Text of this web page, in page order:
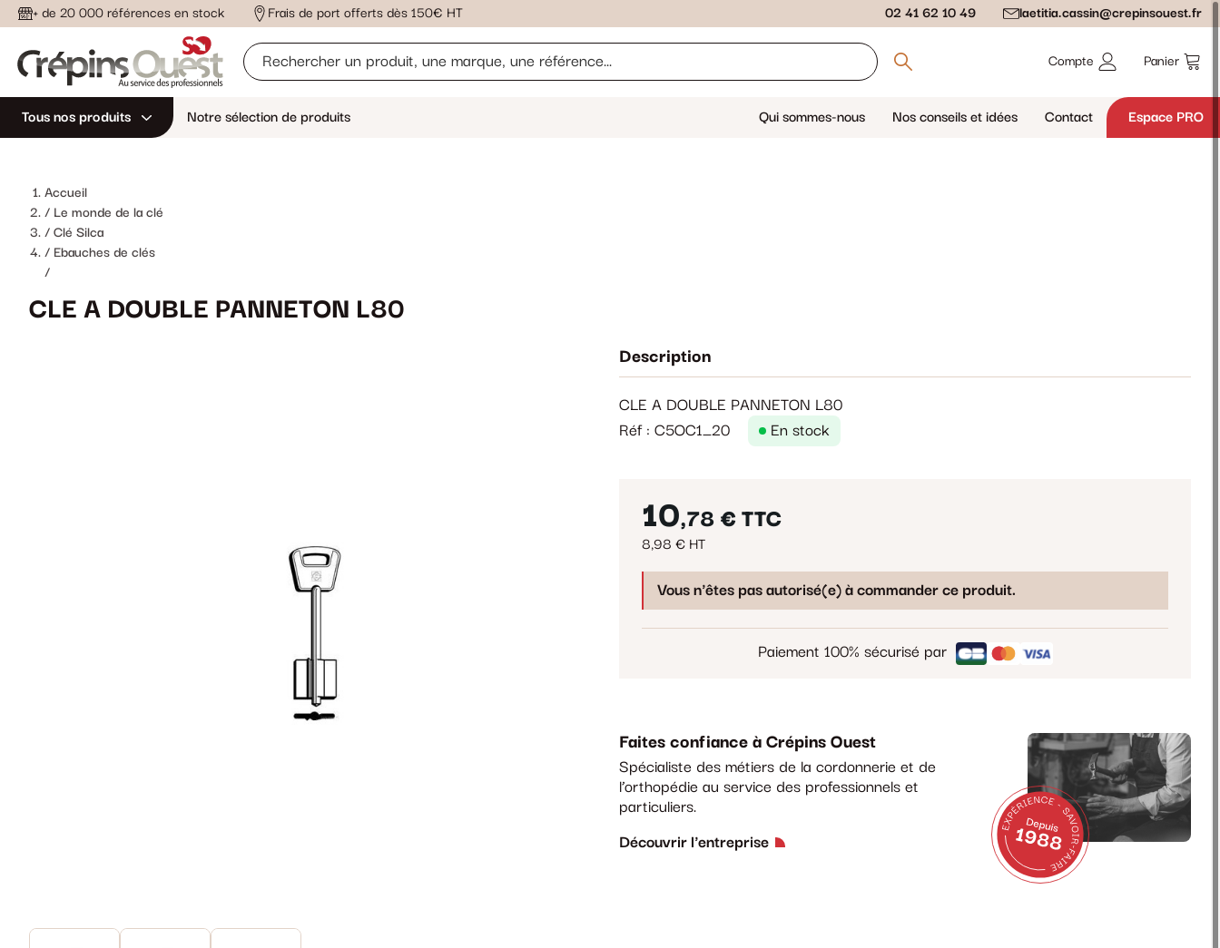
+ de 20 000 références en stock Frais de port offerts dès 150€ HT 02 41 62 10 49 laetitia.cassin@crepinsouest.fr
Compte Panier
Tous nos produits Notre sélection de produits Qui sommes-nous Nos conseils et idées Contact Espace PRO
Accueil
Le monde de la clé
Clé Silca
Ebauches de clés
/
CLE A DOUBLE PANNETON L80
Description
CLE A DOUBLE PANNETON L80
Réf : C5OC1_20
En stock
10,78 € TTC
8,98 € HT
Vous n'êtes pas autorisé(e) à commander ce produit.
Paiement 100% sécurisé par
Faites confiance à Crépins Ouest
Spécialiste des métiers de la cordonnerie et de
l’orthopédie au service des professionnels et
particuliers.
Découvrir l'entreprise